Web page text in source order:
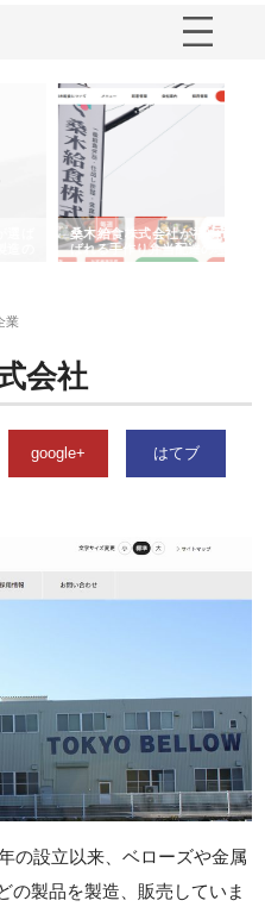
桑木給食株式会社が福山市で選
ばれる手作り弁当配達の理由
業
会社
google+ はてブ
の設立以来、ベローズや金属
の製品を製造、販売していま